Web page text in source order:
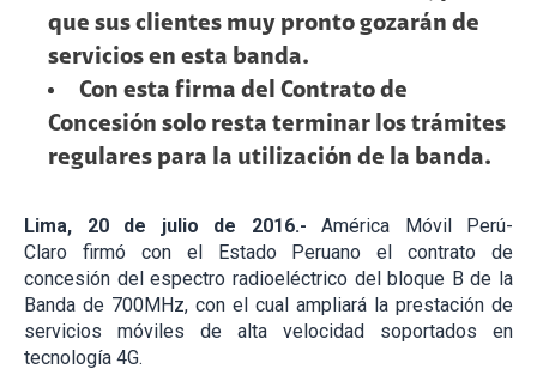
que sus clientes muy pronto gozarán de
servicios en esta banda.
Con esta firma del Contrato de
Concesión solo resta terminar los trámites
regulares para la utilización de la banda.
Lima, 20 de julio de 2016.- América Móvil Perú-
Claro firmó con el Estado Peruano el contrato de
concesión del espectro radioeléctrico del bloque B de la
Banda de 700MHz, con el cual ampliará la prestación de
servicios móviles de alta velocidad soportados en
tecnología 4G.